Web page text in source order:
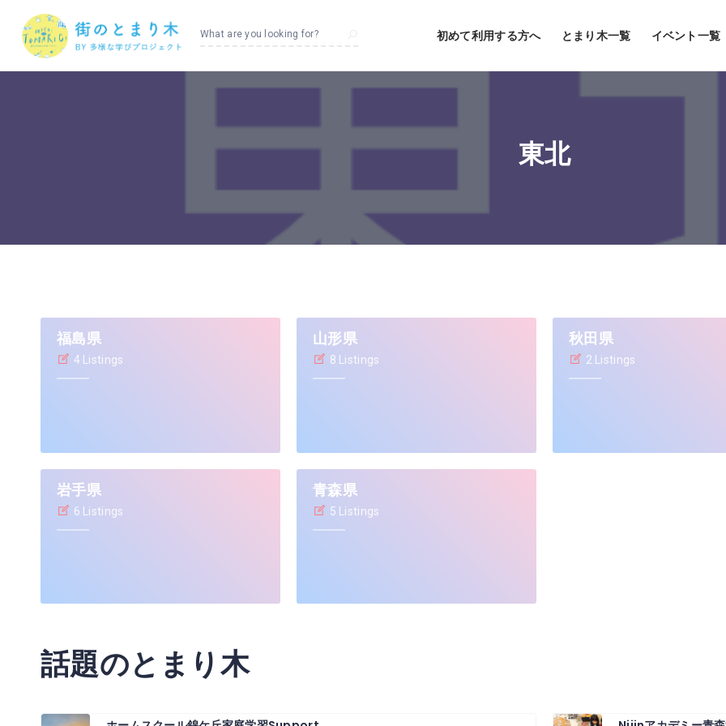
What are you looking for? 初めて利用する方へ とまり木一覧 イベント一覧
東北
福島県
4 Listings
山形県
8 Listings
秋田県
2 Listings
岩手県
6 Listings
青森県
5 Listings
話題のとまり木